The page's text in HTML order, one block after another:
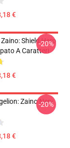
€
Shield Hero
A Caratteri
€
-20%
Zaino Nerv
€
-20%